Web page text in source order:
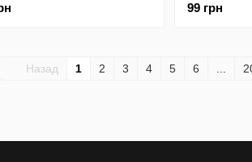
99 грн
Назад 1 2 3 4 5 6